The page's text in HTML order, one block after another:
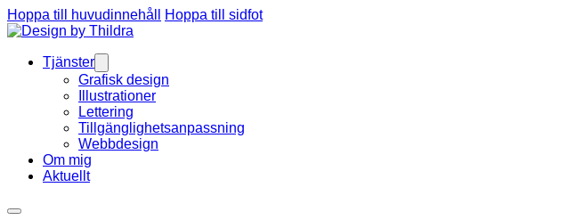
Hoppa till huvudinnehåll Hoppa till sidfot
Tjänster
Grafisk design
Illustrationer
Lettering
Tillgänglighetsanpassning
Webbdesign
Om mig
Aktuellt